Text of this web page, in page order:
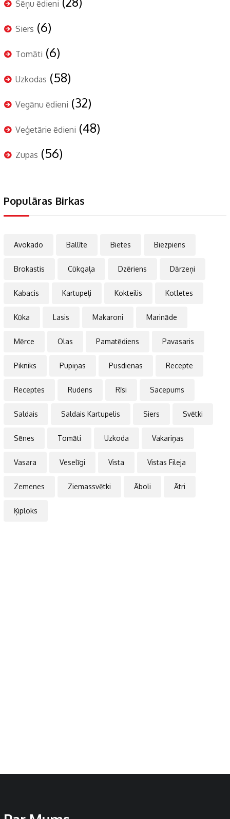
Sēņu ēdieni
Siers (6)
Tomāti (6)
Uzkodas (58)
Vegānu ēdieni (32)
Veģetārie ēdieni (48)
Zupas (56)
Populāras Birkas
Avokado Ballīte Bietes Biezpiens
Brokastis Cūkgaļa Dzēriens Dārzeņi
Kabacis Kartupeļi Kokteilis Kotletes
Kūka Lasis Makaroni Marināde
Mērce Olas Pamatēdiens Pavasaris
Pikniks Pupiņas Pusdienas Recepte
Receptes Rudens Rīsi Sacepums
Saldais Saldais Kartupelis Siers Svētki
Sēnes Tomāti Uzkoda Vakariņas
Vasara Veselīgi Vista Vistas Fileja
Zemenes Ziemassvētki Āboli Ātri
Ķiploks